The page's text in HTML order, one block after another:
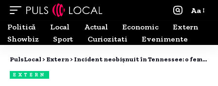
Aa
Politică
Local Actual Economic
Extern
Showbiz
Sport Curiozitati Evenimente
PulsLocal > Extern > Incident neobișnuit în Tennessee: o femeie a fost atacată brusc de o maimuță. Identitatea proprietarului animalului rămâne necunoscută.
EXTERN